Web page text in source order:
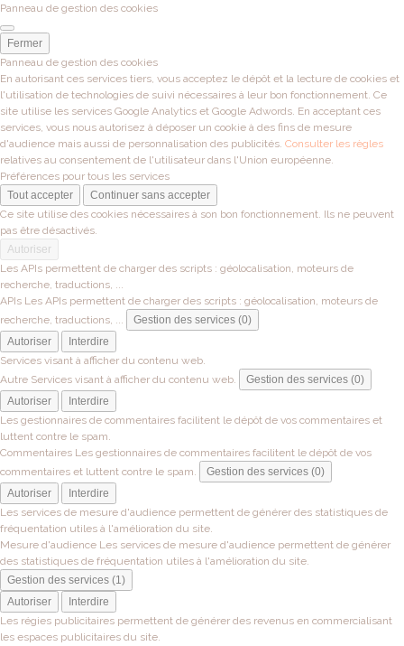
Panneau de gestion des cookies
Fermer
Panneau de gestion des cookies
En autorisant ces services tiers, vous acceptez le dépôt et la lecture de cookies et
l'utilisation de technologies de suivi nécessaires à leur bon fonctionnement. Ce
site utilise les services Google Analytics et Google Adwords. En acceptant ces
services, vous nous autorisez à déposer un cookie à des fins de mesure
d'audience mais aussi de personnalisation des publicités. Consulter les règles
relatives au consentement de l'utilisateur dans l'Union européenne.
Préférences pour tous les services
Tout accepter
Continuer sans accepter
Ce site utilise des cookies nécessaires à son bon fonctionnement. Ils ne peuvent
pas être désactivés.
Autoriser
Les APIs permettent de charger des scripts : géolocalisation, moteurs de
recherche, traductions, ...
APIs Les APIs permettent de charger des scripts : géolocalisation, moteurs de
recherche, traductions, ...
Gestion des services (0)
Autoriser
Interdire
Services visant à afficher du contenu web.
Autre Services visant à afficher du contenu web.
Gestion des services (0)
Autoriser
Interdire
Les gestionnaires de commentaires facilitent le dépôt de vos commentaires et
luttent contre le spam.
Commentaires Les gestionnaires de commentaires facilitent le dépôt de vos
commentaires et luttent contre le spam.
Gestion des services (0)
Autoriser
Interdire
Les services de mesure d'audience permettent de générer des statistiques de
fréquentation utiles à l'amélioration du site.
Mesure d'audience Les services de mesure d'audience permettent de générer
des statistiques de fréquentation utiles à l'amélioration du site.
Gestion des services (1)
Autoriser
Interdire
Les régies publicitaires permettent de générer des revenus en commercialisant
les espaces publicitaires du site.